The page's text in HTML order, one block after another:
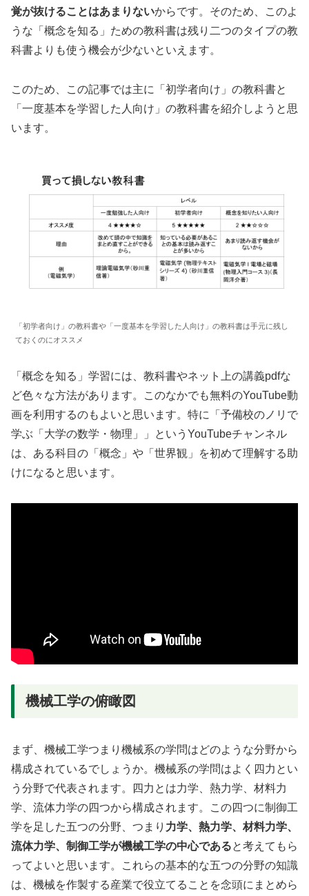
覚が抜けることはあまりないからです。そのため、このよ
うな「概念を知る」ための教科書は残り二つのタイプの教
科書よりも使う機会が少ないといえます。
このため、この記事では主に「初学者向け」の教科書と
「一度基本を学習した人向け」の教科書を紹介しようと思
います。
「初学者向け」の教科書や「一度基本を学習した人向け」の教科書は手元に残し
ておくのにオススメ
「概念を知る」学習には、教科書やネット上の講義pdfな
ど色々な方法があります。このなかでも無料のYouTube動
画を利用するのもよいと思います。特に「予備校のノリで
学ぶ「大学の数学・物理」」というYouTubeチャンネル
は、ある科目の「概念」や「世界観」を初めて理解する助
けになると思います。
機械工学の俯瞰図
まず、機械工学つまり機械系の学問はどのような分野から
構成されているでしょうか。機械系の学問はよく四力とい
う分野で代表されます。四力とは力学、熱力学、材料力
学、流体力学の四つから構成されます。この四つに制御工
学を足した五つの分野、つまり 力学、熱力学、材料力学、
流体力学、制御工学が機械工学の中心であると考えてもら
ってよいと思います。これらの基本的な五つの分野の知識
は、機械を作製する産業で役立てることを念頭にまとめら